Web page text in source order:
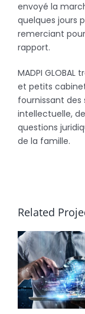
envoyé la
quelques jours
remerciant
rapport.
MADPI
et petits
fournissant des
intellectuelle,
questions
de la famille.
Related
la vie